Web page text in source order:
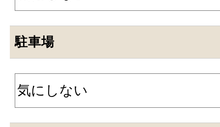
駐車場